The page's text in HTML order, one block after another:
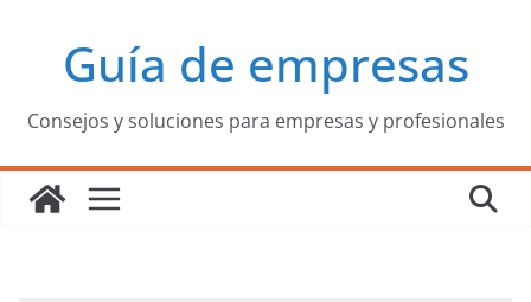
contenidoGuía de empresas
Consejos y soluciones para empresas y profesionales